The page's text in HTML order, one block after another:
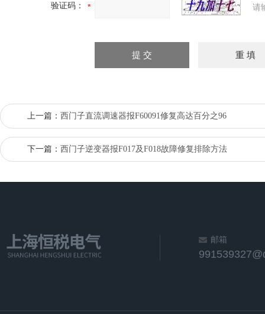
验证码： 请
上一篇： 西门子直流调速器报F60091修复高达百分之96
下一篇： 西门子逆变器报F017及F018故障修复排除方法
邮箱